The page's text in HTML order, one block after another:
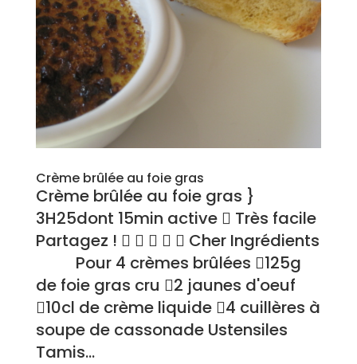
Crème brûlée au foie gras
Crème brûlée au foie gras }
3H25dont 15min active  Très facile
Partagez !      Cher Ingrédients
Pour 4 crèmes brûlées 125g
de foie gras cru 2 jaunes d'oeuf
10cl de crème liquide 4 cuillères à
soupe de cassonade Ustensiles
Tamis...